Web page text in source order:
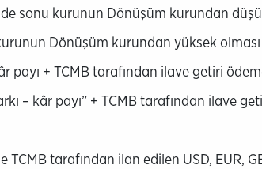
sonu kurunun Dönüşüm kurundan
Dönüşüm kurundan yüksek olması
payı + TCMB tarafından ilave getiri
– kâr payı” + TCMB tarafından ilave
tarafından ilan edilen USD, EUR,